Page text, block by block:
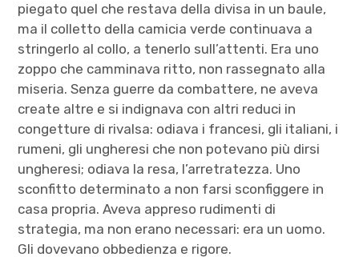
piegato quel che restava della divisa in un baule,
ma il colletto della camicia verde continuava a
stringerlo al collo, a tenerlo sull’attenti. Era uno
zoppo che camminava ritto, non rassegnato alla
miseria. Senza guerre da combattere, ne aveva
create altre e si indignava con altri reduci in
congetture di rivalsa: odiava i francesi, gli italiani, i
rumeni, gli ungheresi che non potevano più dirsi
ungheresi; odiava la resa, l’arretratezza. Uno
sconfitto determinato a non farsi sconfiggere in
casa propria. Aveva appreso rudimenti di
strategia, ma non erano necessari: era un uomo.
Gli dovevano obbedienza e rigore.